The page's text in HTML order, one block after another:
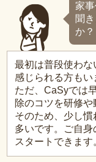
家
聞
か？
最初は普段使わ
感じられる方もい
ただ、CaSyでは
除のコツを研修や
そのため、少し
多いです。ご自身
スタートできます